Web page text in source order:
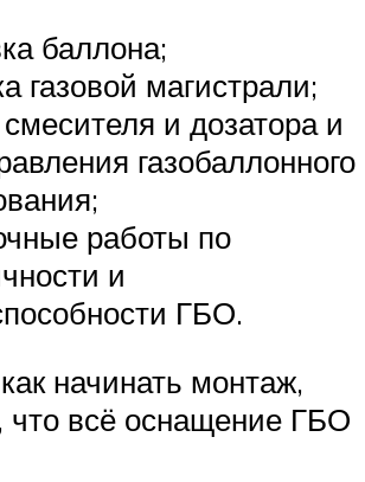
баллона;
газовой магистрали;
и дозатора и
газобаллонного
работы по
и
ГБО.
начинать монтаж,
что всё оснащение ГБО